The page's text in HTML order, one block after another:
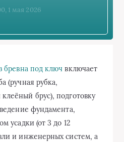
1 мая 2026
бревна под ключ включает
(ручная рубка,
брус), подготовку
фундамента,
усадки (от 3 до 12
и инженерных систем, а